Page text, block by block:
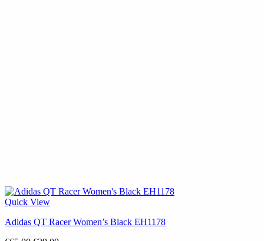
Quick View
Adidas QT Racer Women’s Black EH1178